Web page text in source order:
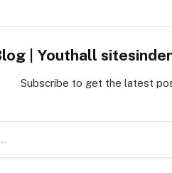
| Youthall
Subscribe to get the latest